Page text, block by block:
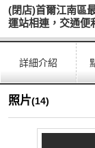
(閉店)首爾江南區
運站相連，交通便
詳細介紹
照片(14)